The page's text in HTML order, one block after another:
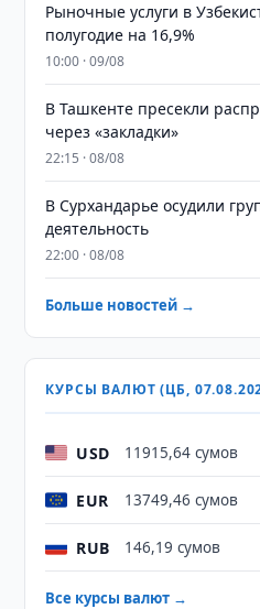
Рыночные услуги в
полугодие на 16,9%
10:00 · 09/08
В Ташкенте пресекли
через «закладки»
22:15 · 08/08
В Сурхандарье осудили
деятельность
22:00 · 08/08
Больше новостей →
КУРСЫ ВАЛЮТ (ЦБ,
USD 11915,64 сумов
EUR 13749,46 сумов
RUB 146,19 сумов
Все курсы валют →